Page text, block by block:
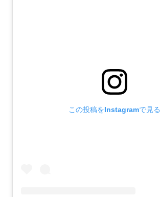
この投稿をInstagramで見る